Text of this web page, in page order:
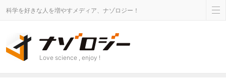
科学を好きな人を増やすメディア、ナゾロジー！
Love science , enjoy !